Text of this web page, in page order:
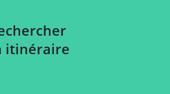
itinéraire